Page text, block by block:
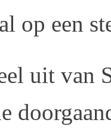
op een
uit van